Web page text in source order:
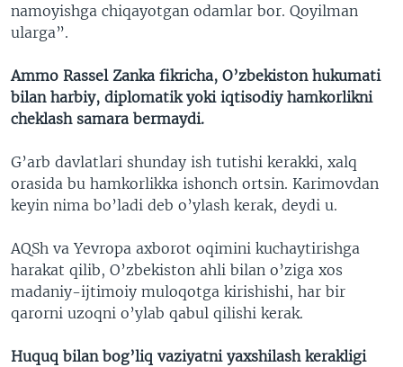
namoyishga chiqayotgan odamlar bor. Qoyilman
ularga”.
Ammo Rassel Zanka fikricha, O’zbekiston hukumati
bilan harbiy, diplomatik yoki iqtisodiy hamkorlikni
cheklash samara bermaydi.
G’arb davlatlari shunday ish tutishi kerakki, xalq
orasida bu hamkorlikka ishonch ortsin. Karimovdan
keyin nima bo’ladi deb o’ylash kerak, deydi u.
AQSh va Yevropa axborot oqimini kuchaytirishga
harakat qilib, O’zbekiston ahli bilan o’ziga xos
madaniy-ijtimoiy muloqotga kirishishi, har bir
qarorni uzoqni o’ylab qabul qilishi kerak.
Huquq bilan bog’liq vaziyatni yaxshilash kerakligi